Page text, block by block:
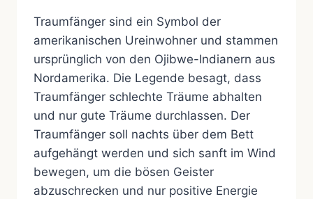
Traumfänger sind ein Symbol der
amerikanischen Ureinwohner und stammen
ursprünglich von den Ojibwe-Indianern aus
Nordamerika. Die Legende besagt, dass
Traumfänger schlechte Träume abhalten
und nur gute Träume durchlassen. Der
Traumfänger soll nachts über dem Bett
aufgehängt werden und sich sanft im Wind
bewegen, um die bösen Geister
abzuschrecken und nur positive Energie